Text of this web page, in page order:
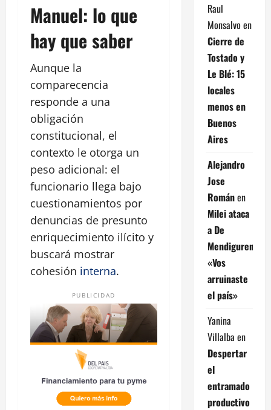
Manuel: lo que
hay que saber
Aunque la
comparecencia
responde a una
obligación
constitucional, el
contexto le otorga un
peso adicional: el
funcionario llega bajo
cuestionamientos por
denuncias de presunto
enriquecimiento ilícito y
buscará mostrar
cohesión interna.
PUBLICIDAD
Raul
Monsalvo en
Cierre de
Tostado y
Le Blé: 15
locales
menos en
Buenos
Aires
Alejandro
Jose
Románen
Milei ataca
a De
Mendiguren:
«Vos
arruinaste
el país»
Yanina
Villalba en
Despertar
el
entramado
productivo